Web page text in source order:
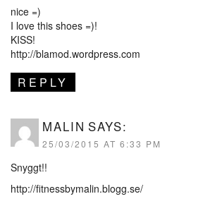
nice =)
I love this shoes =)!
KISS!
http://blamod.wordpress.com
REPLY
MALIN SAYS:
25/03/2015 AT 6:33 PM
Snyggt!!
http://fitnessbymalin.blogg.se/